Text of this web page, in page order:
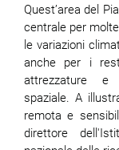
Quest’area del
centrale per
le variazioni
anche per i
attrezzature e
spaziale. A
remota e
direttore